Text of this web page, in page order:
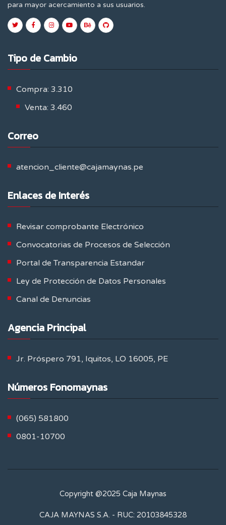
para mayor acercamiento a sus usuarios.
Tipo de Cambio
Compra: 3.310
Venta: 3.460
Correo
atencion_cliente@cajamaynas.pe
Enlaces de Interés
Revisar comprobante Electrónico
Convocatorias de Procesos de Selección
Portal de Transparencia Estandar
Ley de Protección de Datos Personales
Canal de Denuncias
Agencia Principal
Jr. Próspero 791, Iquitos, LO 16005, PE
Números Fonomaynas
(065) 581800
0801-10700
Copyright @2025 Caja Maynas
CAJA MAYNAS S.A. - RUC: 20103845328